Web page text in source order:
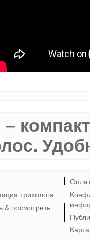
–
трихолога
& посмотреть